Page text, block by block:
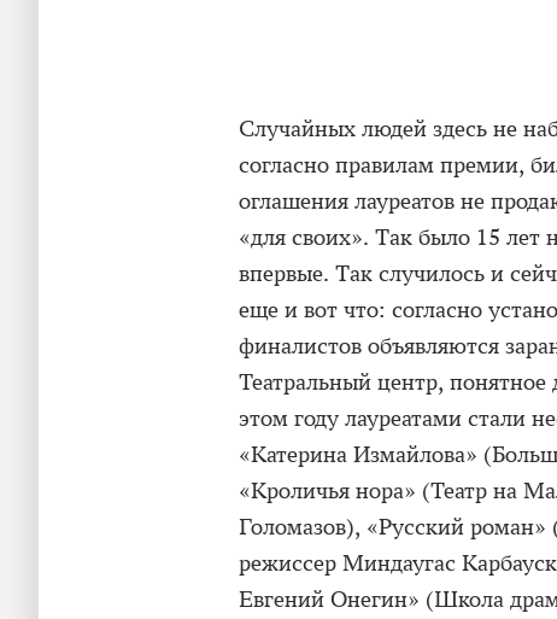
Случайных людей здесь не
согласно правилам премии,
оглашения лауреатов не
«для своих». Так было 15 лет
впервые. Так случилось и
еще и вот что: согласно
финалистов объявляются
Театральный центр,
этом году лауреатами стали
«Катерина Измайлова»
«Кроличья нора» (Театр на
Голомазов), «Русский
режиссер Миндаугас
Евгений Онегин» (Школа